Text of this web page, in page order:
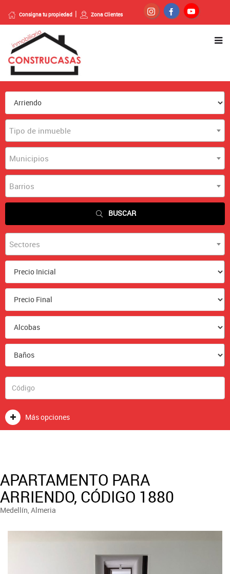
Consigna tu propiedad Zona Clientes
Tipo de inmueble
Municipios
Barrios
BUSCAR
Sectores
Más opciones
APARTAMENTO PARA
ARRIENDO, CÓDIGO 1880
Medellín, Almeria